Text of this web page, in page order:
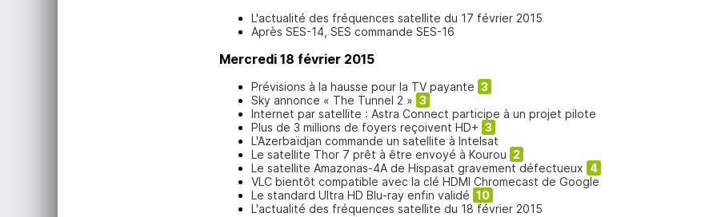
L'actualité des fréquences satellite du 17 février 2015
Après SES-14, SES commande SES-16
Mercredi 18 février 2015
Prévisions à la hausse pour la TV payante 3
Sky annonce « The Tunnel 2 » 3
Internet par satellite : Astra Connect participe à un projet pilote
Plus de 3 millions de foyers reçoivent HD+ 3
L'Azerbaïdjan commande un satellite à Intelsat
Le satellite Thor 7 prêt à être envoyé à Kourou 2
Le satellite Amazonas-4A de Hispasat gravement défectueux 4
VLC bientôt compatible avec la clé HDMI Chromecast de Google
Le standard Ultra HD Blu-ray enfin validé 10
L'actualité des fréquences satellite du 18 février 2015